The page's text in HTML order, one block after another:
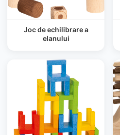
Joc de echilibrare a
elanului